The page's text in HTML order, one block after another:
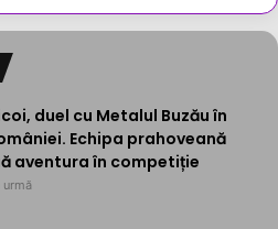
duel cu Metalul Buzău în
Echipa prahoveană
aventura în competiție
urmă